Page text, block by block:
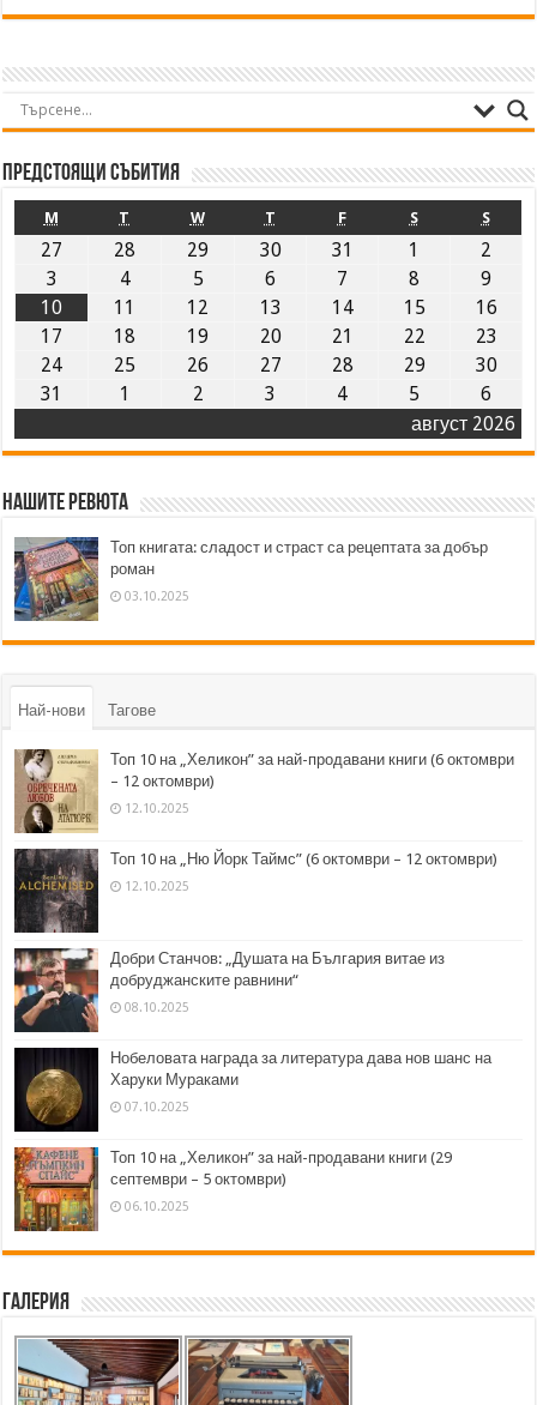
Предстоящи събития
август 2026
M T W T F S S
27 28 29 30 31 1
2
3
4 5 6 7 8
9
10
11 12 13 14 15
16
17
18 19 20 21 22
23
24
25 26 27 28 29
30
31
1 2 3 4 5 6
Нашите ревюта
Топ книгата: сладост и страст са рецептата за добър
роман
03.10.2025
Най-нови Тагове
Топ 10 на „Хеликон” за най-продавани книги (6 октомври
– 12 октомври)
12.10.2025
Топ 10 на „Ню Йорк Таймс” (6 октомври – 12 октомври)
12.10.2025
Добри Станчов: „Душата на България витае из
добруджанските равнини“
08.10.2025
Нобеловата награда за литература дава нов шанс на
Харуки Мураками
07.10.2025
Топ 10 на „Хеликон” за най-продавани книги (29
септември – 5 октомври)
06.10.2025
Галерия